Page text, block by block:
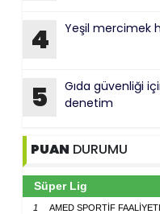
4 Yeşil mercimek
5
Gıda güvenliği
denetim
PUAN DURUMU
Süper Lig
1 AMED SPORTİF